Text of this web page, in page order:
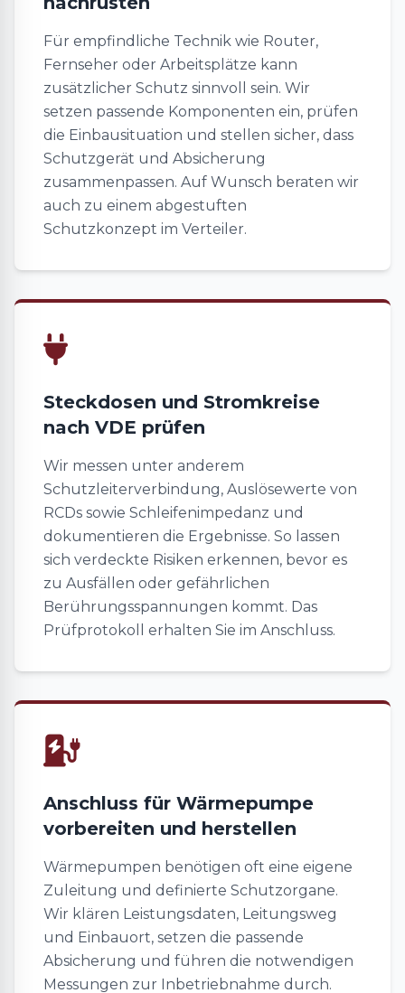
Für empfindliche Technik wie Router,
Fernseher oder Arbeitsplätze kann
zusätzlicher Schutz sinnvoll sein. Wir
setzen passende Komponenten ein, prüfen
die Einbausituation und stellen sicher, dass
Schutzgerät und Absicherung
zusammenpassen. Auf Wunsch beraten wir
auch zu einem abgestuften
Schutzkonzept im Verteiler.
Steckdosen und Stromkreise
nach VDE prüfen
Wir messen unter anderem
Schutzleiterverbindung, Auslösewerte von
RCDs sowie Schleifenimpedanz und
dokumentieren die Ergebnisse. So lassen
sich verdeckte Risiken erkennen, bevor es
zu Ausfällen oder gefährlichen
Berührungsspannungen kommt. Das
Prüfprotokoll erhalten Sie im Anschluss.
Anschluss für Wärmepumpe
vorbereiten und herstellen
Wärmepumpen benötigen oft eine eigene
Zuleitung und definierte Schutzorgane.
Wir klären Leistungsdaten, Leitungsweg
und Einbauort, setzen die passende
Absicherung und führen die notwendigen
Messungen zur Inbetriebnahme durch.